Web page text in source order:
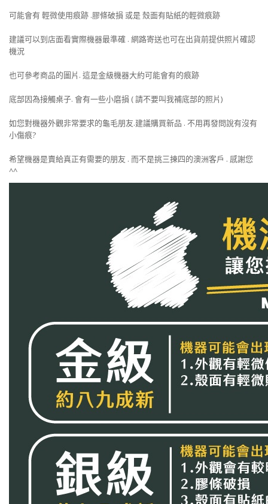
可能會有 輕微使用痕跡 .膠條破損 或是 殼面有貼紙的輕微痕跡
建議可以到店面看實際機器最準確 . 網路寄送也可在出貨前提供照片確認
機況
也可參考商品的圖片. 這是金級機器大約可能會有的痕跡
底部因為接觸桌子. 會有一些小磨損 ( 請不要叫我補底部的照片)
如您對機器外觀非常要求的龜毛朋友.建議購買新品 . 不用再發問說有沒有
小傷痕?
希望機器是賣給真正有需要的朋友 . 而不是挑三揀四的澳洲客戶 . 感謝您
^^